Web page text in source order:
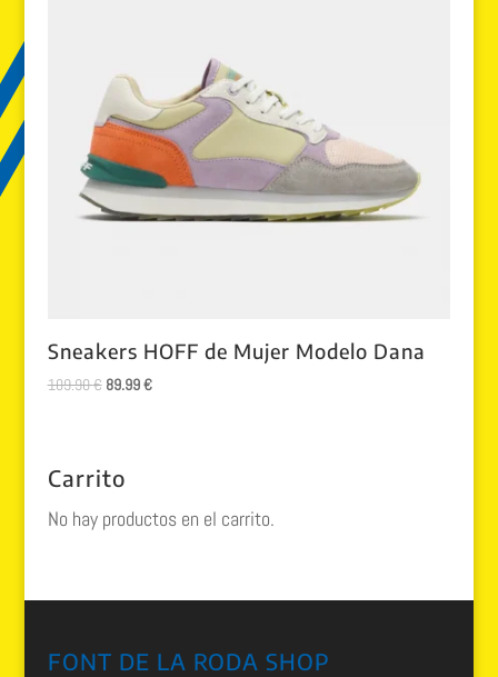
Sneakers HOFF de Mujer Modelo Dana
109.90€ El
109.90 €.
89.99€El
Carrito
No hay productos en el carrito.
FONT DE LA RODA SHOP